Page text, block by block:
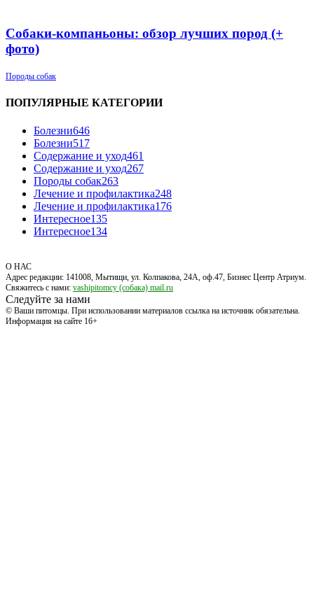
Собаки-компаньоны: обзор лучших пород (+
фото)
Породы собак
ПОПУЛЯРНЫЕ КАТЕГОРИИ
Болезни646
Болезни517
Содержание и уход461
Содержание и уход267
Породы собак263
Лечение и профилактика248
Лечение и профилактика176
Интересное135
Интересное134
О НАС
Адрес редакции: 141008, Мытищи, ул. Колпакова, 24А, оф.47, Бизнес Центр Атриум.
Свяжитесь с нами: vashipitomcy (собака) mail.ru
Следуйте за нами
© Ваши питомцы. При использовании материалов ссылка на источник обязательна.
Информация на сайте 16+